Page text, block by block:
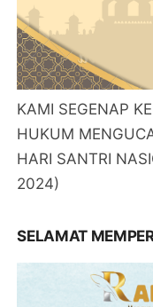
KAMI SEGENAP
HUKUM
HARI SANTRI
2024)
SELAMAT